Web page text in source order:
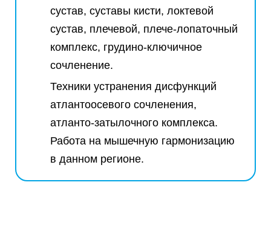
сустав, суставы кисти, локтевой
сустав, плечевой, плече-лопаточный
комплекс, грудино-ключичное
сочленение.
Техники устранения дисфункций
атлантоосевого сочленения,
атланто-затылочного комплекса.
Работа на мышечную гармонизацию
в данном регионе.